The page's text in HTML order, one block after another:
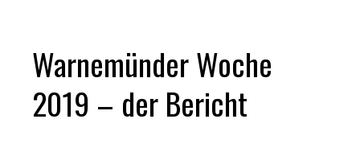
Warnemünder Woche
2019 – der Bericht